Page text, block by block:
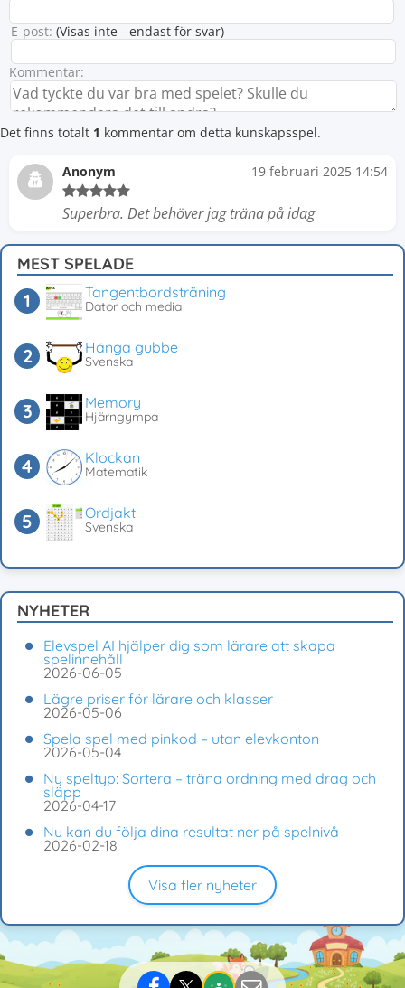
E-post: (Visas inte - endast för svar)
Kommentar:
Det finns totalt 1 kommentar om detta kunskapsspel.
Anonym 19 februari 2025 14:54
Superbra. Det behöver jag träna på idag
MEST SPELADE
Tangentbordsträning
Dator och media
Hänga gubbe
Svenska
Memory
Hjärngympa
Klockan
Matematik
Ordjakt
Svenska
NYHETER
Elevspel AI hjälper dig som lärare att skapa
spelinnehåll
2026-06-05
Lägre priser för lärare och klasser
2026-05-06
Spela spel med pinkod – utan elevkonton
2026-05-04
Ny speltyp: Sortera – träna ordning med drag och
släpp
2026-04-17
Nu kan du följa dina resultat ner på spelnivå
2026-02-18
Visa fler nyheter